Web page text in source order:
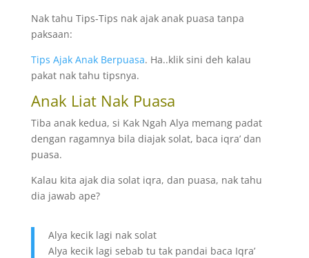
Nak tahu Tips-Tips nak ajak anak puasa tanpa
paksaan:
Tips Ajak Anak Berpuasa. Ha..klik sini deh kalau
pakat nak tahu tipsnya.
Anak Liat Nak Puasa
Tiba anak kedua, si Kak Ngah Alya memang padat
dengan ragamnya bila diajak solat, baca iqra’ dan
puasa.
Kalau kita ajak dia solat iqra, dan puasa, nak tahu
dia jawab ape?
Alya kecik lagi nak solat
Alya kecik lagi sebab tu tak pandai baca Iqra’